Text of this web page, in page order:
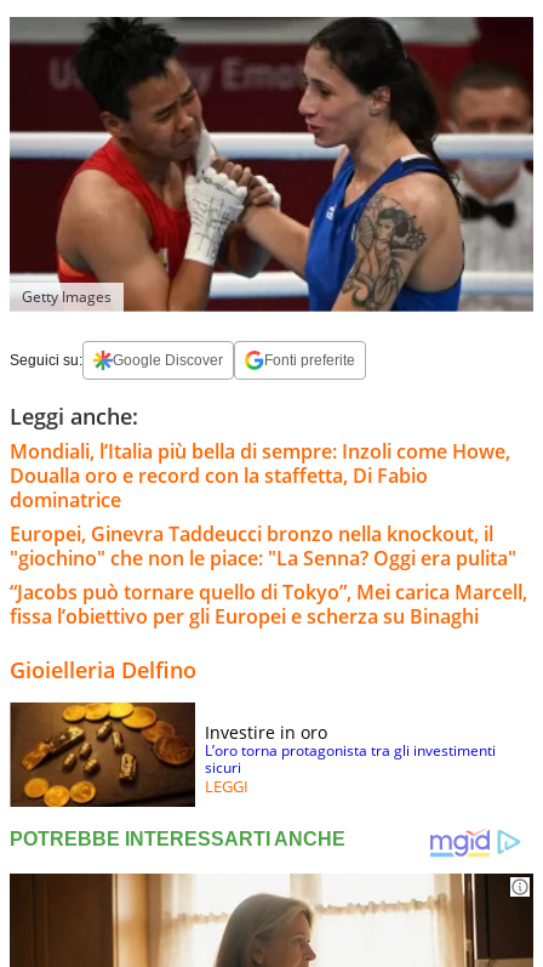
Getty Images
Seguici su: Google Discover Fonti preferite
Leggi anche:
Mondiali, l’Italia più bella di sempre: Inzoli come Howe,
Doualla oro e record con la staffetta, Di Fabio
dominatrice
Europei, Ginevra Taddeucci bronzo nella knockout, il
"giochino" che non le piace: "La Senna? Oggi era pulita"
“Jacobs può tornare quello di Tokyo”, Mei carica Marcell,
fissa l’obiettivo per gli Europei e scherza su Binaghi
Gioielleria Delfino
Investire in oro
L’oro torna protagonista tra gli investimenti
sicuri
LEGGI